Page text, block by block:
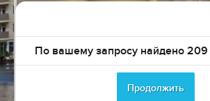
По вашему запросу найдено
Продолжить